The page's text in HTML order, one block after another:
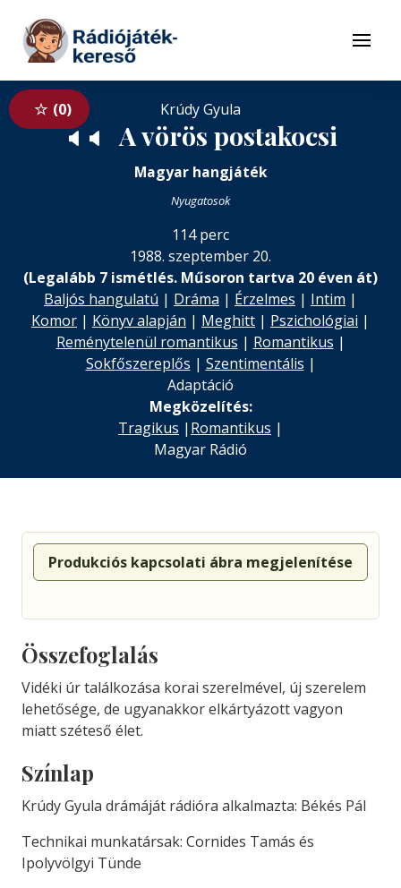
Tovább a tartalomhoz
Menü
0 Krúdy Gyula
🔈 🔈 A vörös postakocsi
Magyar hangjáték
Nyugatosok
114 perc
1988. szeptember 20.
(Legalább 7 ismétlés. Műsoron tartva 20 éven át)
Baljós hangulatú | Dráma | Érzelmes | Intim |
Komor | Könyv alapján | Meghitt | Pszichológiai |
Reménytelenül romantikus | Romantikus |
Sokfőszereplős | Szentimentális |
Adaptáció
Megközelítés:
Tragikus | Romantikus |
Magyar Rádió
Produkciós kapcsolati ábra megjelenítése
Összefoglalás
Vidéki úr találkozása korai szerelmével, új szerelem
lehetősége, de ugyanakkor elkártyázott vagyon
miatt széteső élet.
Színlap
Krúdy Gyula drámáját rádióra alkalmazta: Békés Pál
Technikai munkatársak: Cornides Tamás és
Ipolyvölgyi Tünde